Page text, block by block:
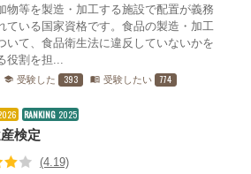
物等を製造・加工する施設で配置が義務
ている国家資格です。食品の製造・加工
いて、食品衛生法に違反していないかを
役割を担...
school 受験した 393 menu_book 受験したい 774
RANKING 2025
検定
(4.19)